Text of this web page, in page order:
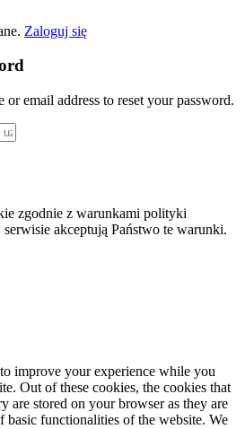
Zaloguj się
or email address to reset your password.
zgodnie z warunkami polityki
akceptują Państwo te warunki.
improve your experience while you
Out of these cookies, the cookies that
are stored on your browser as they are
basic functionalities of the website. We